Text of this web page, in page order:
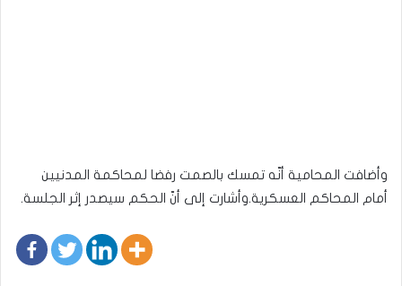
وأضافت المحامية أنّه تمسك بالصمت رفضا لمحاكمة المدنيين
أمام المحاكم العسكرية.وأشارت إلى أنّ الحكم سيصدر إثر الجلسة.